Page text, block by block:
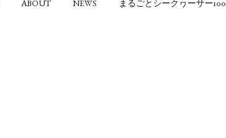
ABOUT NEWS まるごとシークヮーサー100